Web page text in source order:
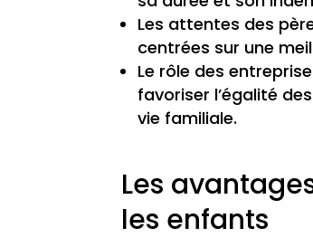
Les attentes des
centrées sur une
Le rôle des
favoriser l’égalité
vie familiale.
Les
les enfants